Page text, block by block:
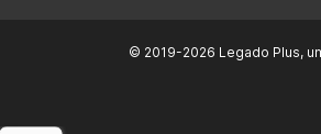
© 2019-2026 Legado Plus,